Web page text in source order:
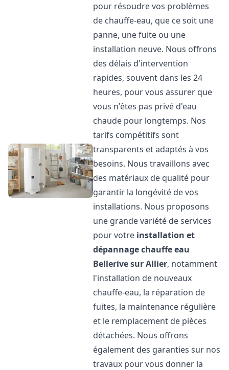
pour résoudre vos problèmes
de chauffe-eau, que ce soit une
panne, une fuite ou une
installation neuve. Nous offrons
des délais d'intervention
rapides, souvent dans les 24
heures, pour vous assurer que
vous n'êtes pas privé d'eau
chaude pour longtemps. Nos
tarifs compétitifs sont
transparents et adaptés à vos
besoins. Nous travaillons avec
des matériaux de qualité pour
garantir la longévité de vos
installations. Nous proposons
une grande variété de services
pour votre installation et
dépannage chauffe eau
Bellerive sur Allier, notamment
l'installation de nouveaux
chauffe-eau, la réparation de
fuites, la maintenance régulière
et le remplacement de pièces
détachées. Nous offrons
également des garanties sur nos
travaux pour vous donner la